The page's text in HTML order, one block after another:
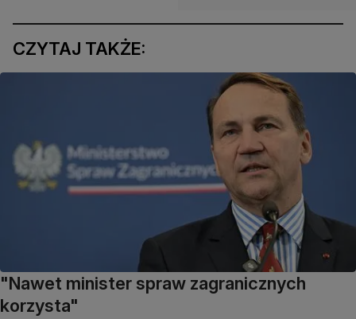
CZYTAJ TAKŻE:
"Nawet minister spraw zagranicznych
korzysta"